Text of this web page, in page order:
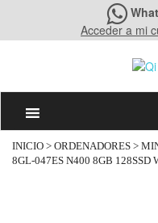
Acceder a mi
INICIO > ORDENADORES >
8GL-047ES N400 8GB 128SSD